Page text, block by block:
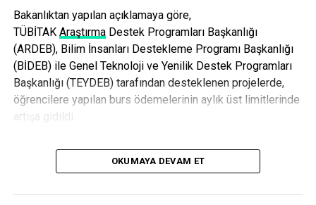
jandarma zamanında aldığı güvenlik önlemleriyle PKK’lıları
püskürttü. Yaklaşık 10 bin güvenlik görevlisinin alarma
geçmesi ve anında harekete geçen askerin teröristleri
arazide karşılaması Şemdinli’ye bayrak dikme girişimini
bitirdi.
PKK SINIR İÇİNDE EN BÜYÜK KAYBI VERDİ
şiddetlenince PKK’lı destek grubunun da bölgeye geldiği
öğrenildi. Goman dağına çekilmek zorunda kalan teröristler
Bakanlıktan yapılan açıklamaya göre,
TÜBİTAK AraştırmaDestek Programları Başkanlığı
(ARDEB), Bilim İnsanları Destekleme Programı Başkanlığı
(BİDEB) ile Genel Teknoloji ve Yenilik Destek Programları
Başkanlığı (TEYDEB) tarafından desteklenen projelerde,
öğrencilere yapılan burs ödemelerinin aylık üst limitlerinde
artışa gidildi.
Buna göre, ön lisans veya lisans öğrencilerine verilen burs
miktarı 4 bin liradan 4 bin 800 liraya yükseltildi. Yüksek
16 bin 500 liraya, doktora öğrencilerinin aldığı burs miktarı
OKUMAYA DEVAM ET